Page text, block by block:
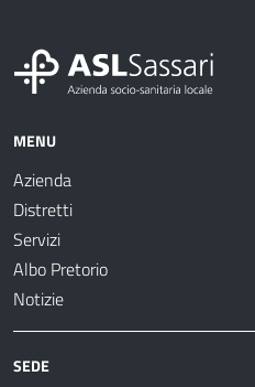
MENU
Azienda
Distretti
Servizi
Albo Pretorio
Notizie
SEDE